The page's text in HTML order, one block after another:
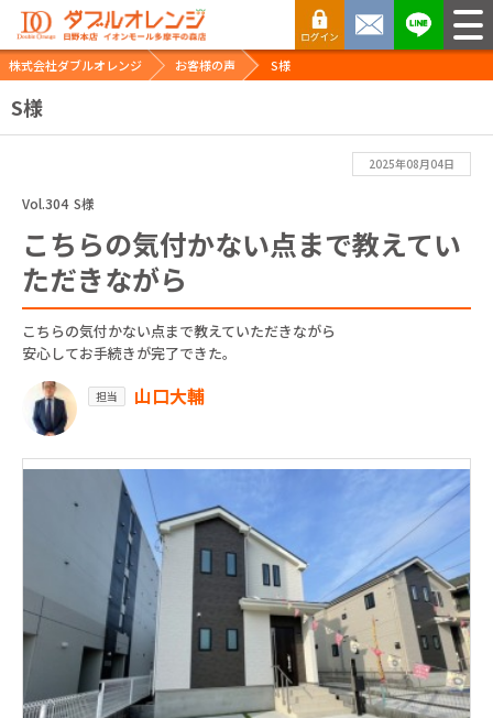
株式会社ダブルオレンジ お客様の声 S様
S様
2025年08月04日
Vol.304 S様
こちらの気付かない点まで教えてい
ただきながら
こちらの気付かない点まで教えていただきながら
安心してお手続きが完了できた。
担当 山口大輔